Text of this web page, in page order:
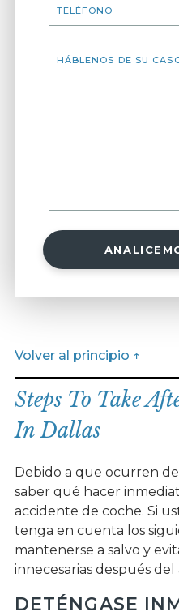
Volver al principio ↑
Steps To Take
In Dallas
Debido a que ocurren
saber qué hacer
accidente de coche. Si
tenga en cuenta los
mantenerse a salvo y
innecesarias después
DETÉNGASE